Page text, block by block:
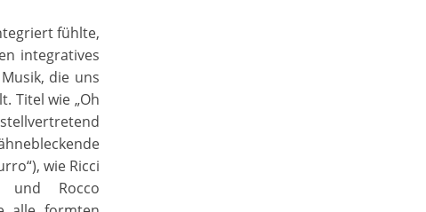
fühlte,
integratives
die uns
Titel wie „Oh
stellvertretend
wie Ricci
und Rocco